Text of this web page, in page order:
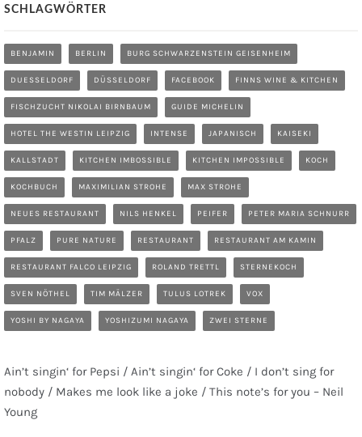
SCHLAGWÖRTER
BENJAMIN BERLIN BURG SCHWARZENSTEIN GEISENHEIM
DUESSELDORF DÜSSELDORF FACEBOOK FINNS WINE & KITCHEN
FISCHZUCHT NIKOLAI BIRNBAUM GUIDE MICHELIN
HOTEL THE WESTIN LEIPZIG INTENSE JAPANISCH KAISEKI
KALLSTADT KITCHEN IMBOSSIBLE KITCHEN IMPOSSIBLE KOCH
KOCHBUCH MAXIMILIAN STROHE MAX STROHE
NEUES RESTAURANT NILS HENKEL PEIFER PETER MARIA SCHNURR
PFALZ PURE NATURE RESTAURANT RESTAURANT AM KAMIN
RESTAURANT FALCO LEIPZIG ROLAND TRETTL STERNEKOCH
SVEN NÖTHEL TIM MÄLZER TULUS LOTREK VOX
YOSHI BY NAGAYA YOSHIZUMI NAGAYA ZWEI STERNE
Ain’t singin‘ for Pepsi / Ain’t singin‘ for Coke / I don’t sing for
nobody / Makes me look like a joke / This note’s for you – Neil
Young